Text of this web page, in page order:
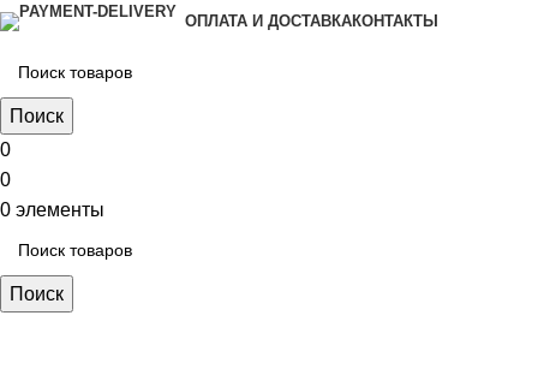
ОПЛАТА И ДОСТАВКАКОНТАКТЫ
Поиск
0
0
0 элементы
Поиск